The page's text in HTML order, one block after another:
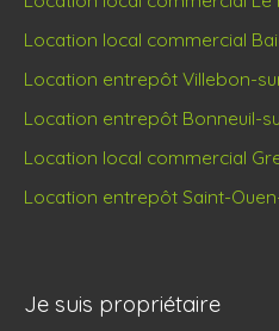
Location local commercial
Location entrepôt Villebon-
Location entrepôt Bonneuil-
Location local commercial
Location entrepôt Saint-
Je suis propriétaire